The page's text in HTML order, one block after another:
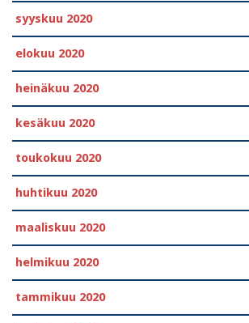
syyskuu 2020
elokuu 2020
heinäkuu 2020
kesäkuu 2020
toukokuu 2020
huhtikuu 2020
maaliskuu 2020
helmikuu 2020
tammikuu 2020